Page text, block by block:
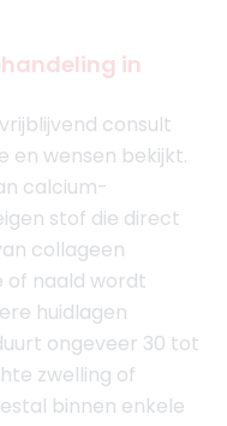
in
consult
en wensen bekijkt.
calcium-
stof die direct
collageen
of naald wordt
huidlagen
ongeveer 30 tot
zwelling of
binnen enkele